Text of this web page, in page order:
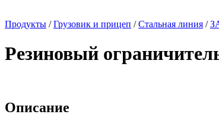
Продукты /Грузовик и прицеп /Стальная линия /
Резиновый
Описание